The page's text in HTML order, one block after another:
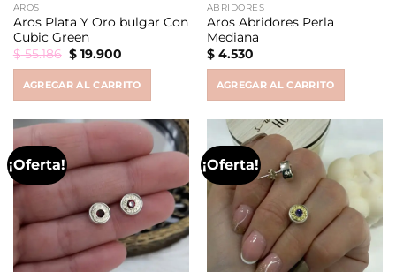
AROS
Aros Plata Y Oro bulgar Con
Cubic Green
$55.186 Original
price
$ 55.186.
$19.900Current
$ 19.900.
AGREGAR AL CARRITO
ABRIDORES
Aros Abridores Perla
Mediana
$4.530
AGREGAR AL CARRITO
¡Oferta! ¡Oferta!